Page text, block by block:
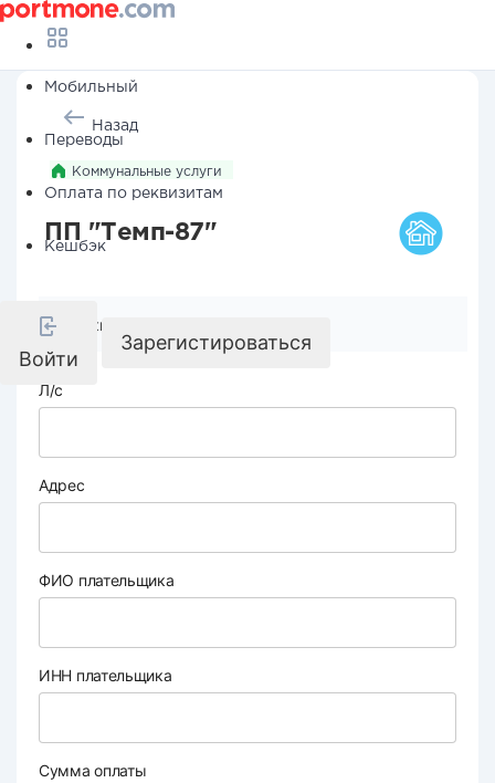
Мобильный
Переводы
Оплата по реквизитам
Кешбэк
Войти
Зарегистироваться
Назад
Коммунальные услуги
ПП "Темп-87"
Реквизиты компании
Л/с
Адрес
ФИО плательщика
ИНН плательщика
Сумма оплаты